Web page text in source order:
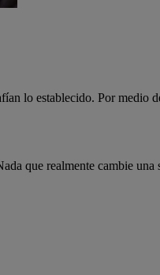
lo establecido. Por medio
que realmente cambie